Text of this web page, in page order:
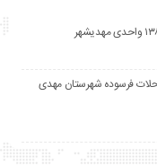
محلات فرسوده شهرستان مهدی